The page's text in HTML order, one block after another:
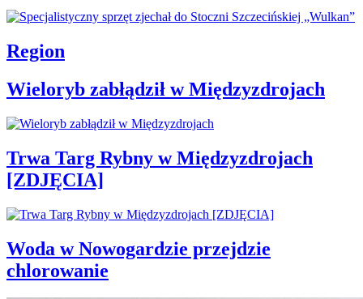
Region
Wieloryb zabłądził w Międzyzdrojach
Trwa Targ Rybny w Międzyzdrojach
[ZDJĘCIA]
Woda w Nowogardzie przejdzie
chlorowanie